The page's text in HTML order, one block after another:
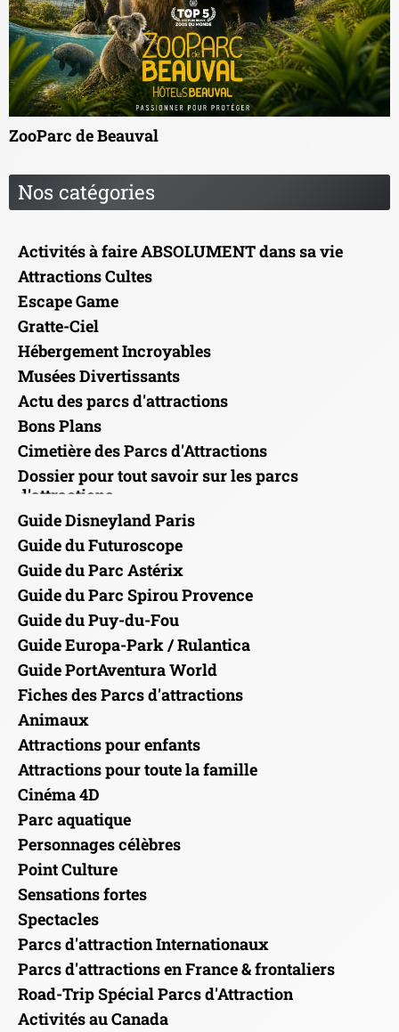
ZooParc de Beauval
Nos catégories
Activités à faire ABSOLUMENT dans sa vie
Attractions Cultes
Escape Game
Gratte-Ciel
Hébergement Incroyables
Musées Divertissants
Actu des parcs d'attractions
Bons Plans
Cimetière des Parcs d'Attractions
Dossier pour tout savoir sur les parcs
d'attractions
Guide Disneyland Paris
Guide du Futuroscope
Guide du Parc Astérix
Guide du Parc Spirou Provence
Guide du Puy-du-Fou
Guide Europa-Park / Rulantica
Guide PortAventura World
Fiches des Parcs d'attractions
Animaux
Attractions pour enfants
Attractions pour toute la famille
Cinéma 4D
Parc aquatique
Personnages célèbres
Point Culture
Sensations fortes
Spectacles
Parcs d'attraction Internationaux
Parcs d'attractions en France & frontaliers
Road-Trip Spécial Parcs d'Attraction
Activités au Canada